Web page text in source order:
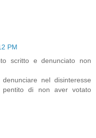
PM
scritto e denunciato non
nel disinteresse
pentito di non aver votato